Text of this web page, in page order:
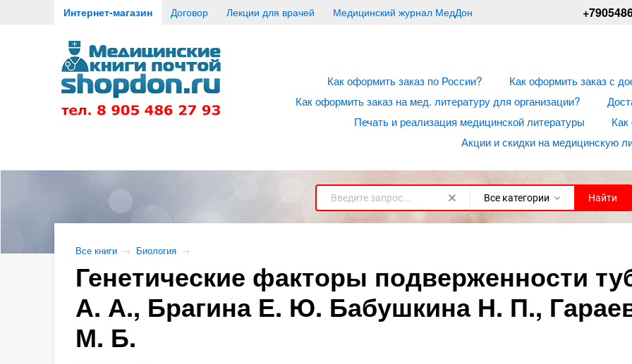
Интернет-магазин Договор Лекции для врачей Медицинский журнал МедДон
Как оформить заказ по России?
Как оформить заказ с
Как оформить заказ на мед. литературу для организации?
Печать и реализация медицинской литературы
Как
Акции и скидки на медицинскую
Все категории Найти
Все книги → Биология →
Генетические факторы подверженности
А. А., Брагина Е. Ю. Бабушкина Н. П.,
М. Б.